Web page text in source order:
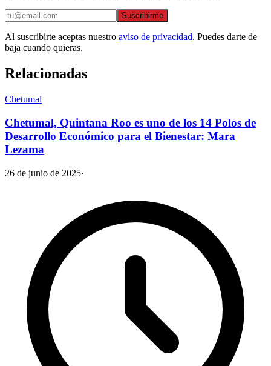
Suscribirme
Al suscribirte aceptas nuestro aviso de privacidad. Puedes darte de
baja cuando quieras.
Relacionadas
Chetumal
Chetumal, Quintana Roo es uno de los 14 Polos de
Desarrollo Económico para el Bienestar: Mara
Lezama
26 de junio de 2025·